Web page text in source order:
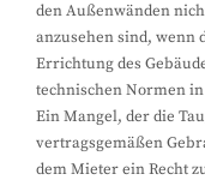
den Außenwänden
anzusehen sind, wenn
Errichtung des
technischen Normen
Ein Mangel, der die
vertragsgemäßen
dem Mieter ein Recht